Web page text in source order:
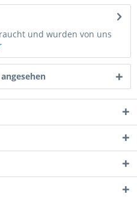
und wurden von uns